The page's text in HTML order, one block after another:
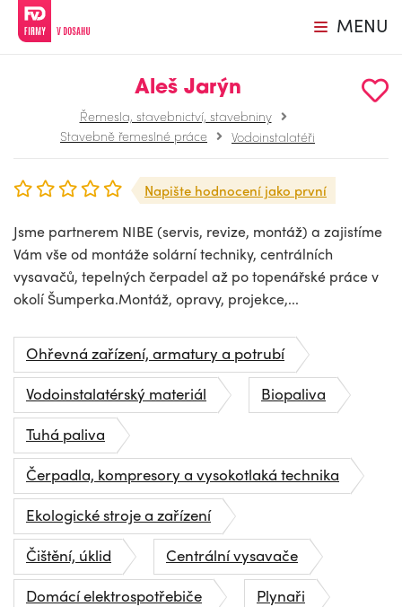
MENU
Aleš Jarýn
Řemesla, stavebnictví, stavebniny
Stavebně řemeslné práce
Vodoinstalatéři
Napište hodnocení jako první
Jsme partnerem NIBE (servis, revize, montáž) a zajistíme
Vám vše od montáže solární techniky, centrálních
vysavačů, tepelných čerpadel až po topenářské práce v
okolí Šumperka.Montáž, opravy, projekce,...
Ohřevná zařízení, armatury a potrubí
Vodoinstalatérský materiál
Biopaliva
Tuhá paliva
Čerpadla, kompresory a vysokotlaká technika
Ekologické stroje a zařízení
Čištění, úklid
Centrální vysavače
Domácí elektrospotřebiče
Plynaři